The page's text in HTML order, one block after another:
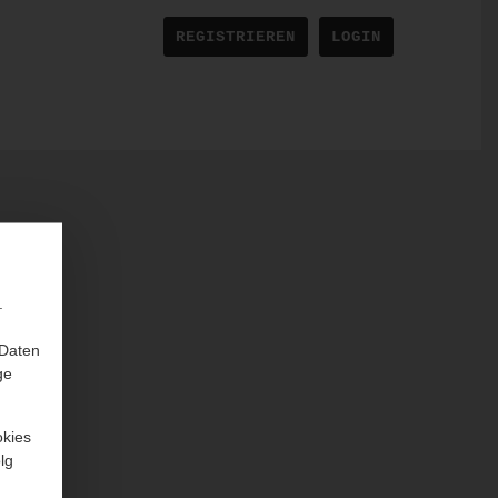
REGISTRIEREN LOGIN